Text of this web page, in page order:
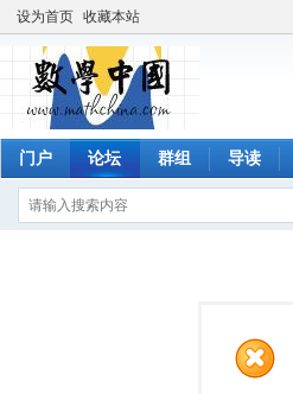
设为首页 收藏本站
门户 论坛 群组 导读